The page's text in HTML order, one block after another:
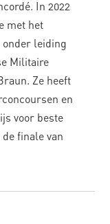
In 2022
met het
leiding
Militaire
Ze heeft
en
voor beste
finale van